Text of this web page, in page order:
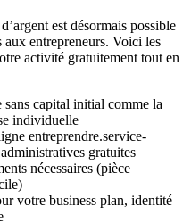
est désormais possible
aux entrepreneurs. Voici les
activité gratuitement tout en
capital initial comme la
individuelle
entreprendre.service-
gratuites
nécessaires (pièce
votre business plan, identité